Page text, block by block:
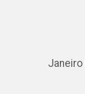
Janeiro